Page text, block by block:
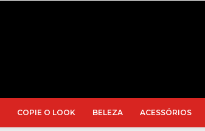
COPIE O LOOK BELEZA ACESSÓRIOS